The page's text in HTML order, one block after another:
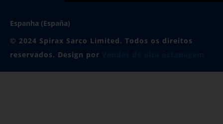
Espanha (España)
© 2024 Spirax Sarco Limited. Todos os direitos
reservados. Design por